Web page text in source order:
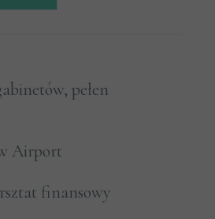
pełen
Airport
finansowy